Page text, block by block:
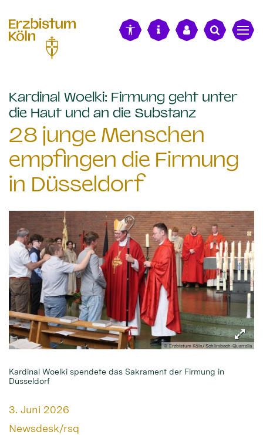
Kardinal Woelki: Firmung geht unter
die Haut und an die Substanz
28 junge Menschen
empfingen die Firmung
in Düsseldorf
© Erzbistum Köln/ Schlimbach-Quarrella
Kardinal Woelki spendete das Sakrament der Firmung in
Düsseldorf
Datum:
3. Juni 2026
Von:
Newsdesk/rsq